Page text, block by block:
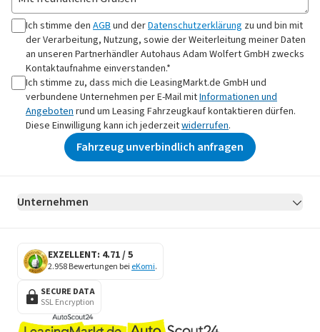
Ich stimme den AGBund derDatenschutzerklärung zu und bin mit
der Verarbeitung, Nutzung, sowie der Weiterleitung meiner Daten
an unseren Partnerhändler Autohaus Adam Wolfert GmbH zwecks
Kontaktaufnahme einverstanden.*
Ich stimme zu, dass mich die LeasingMarkt.de GmbH und
verbundene Unternehmen per E-Mail mitInformationen und
Angebotenrund um Leasing Fahrzeugkauf kontaktieren dürfen.
Diese Einwilligung kann ich jederzeitwiderrufen.
Fahrzeug unverbindlich anfragen
Unternehmen
EXZELLENT: 4.71 / 5
2.958 Bewertungen bei eKomi.
SECURE DATA
SSL Encryption